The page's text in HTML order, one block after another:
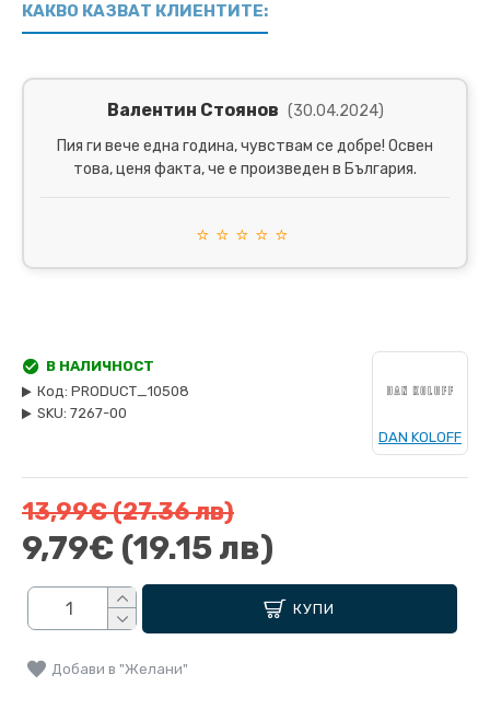
КАКВО КАЗВАТ КЛИЕНТИТЕ:
Валентин Стоянов (30.04.2024)
Пия ги вече една година, чувствам се добре! Освен
това, ценя факта, че е произведен в България.
⭐ ⭐ ⭐ ⭐ ⭐
9,79€ (19.15 лв)
13,99€(27.36 лв)
В НАЛИЧНОСТ
Код: PRODUCT_10508
SKU: 7267-00
DAN KOLOFF
КУПИ
Добави в "Желани"